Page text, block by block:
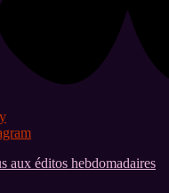
aux éditos hebdomadaires